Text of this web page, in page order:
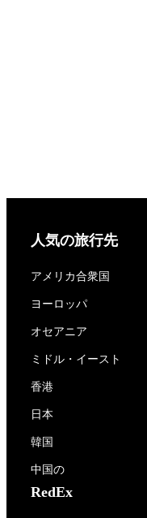
人気の旅行先
アメリカ合衆国
ヨーロッパ
オセアニア
ミドル・イースト
香港
日本
韓国
中国の
RedEx